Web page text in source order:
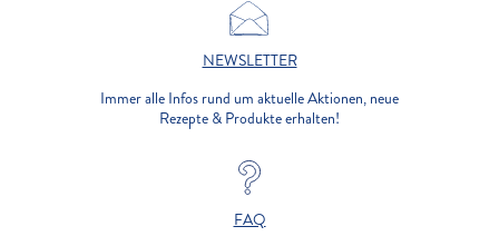
NEWSLETTER
Immer alle Infos rund um aktuelle Aktionen, neue
Rezepte & Produkte erhalten!
FAQ